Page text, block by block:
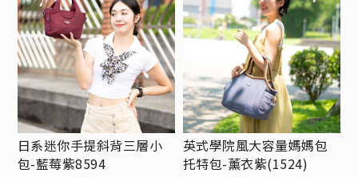
日系迷你手提斜背三層小
包-藍莓紫8594
英式學院風大容量媽媽包
托特包-薰衣紫(1524)